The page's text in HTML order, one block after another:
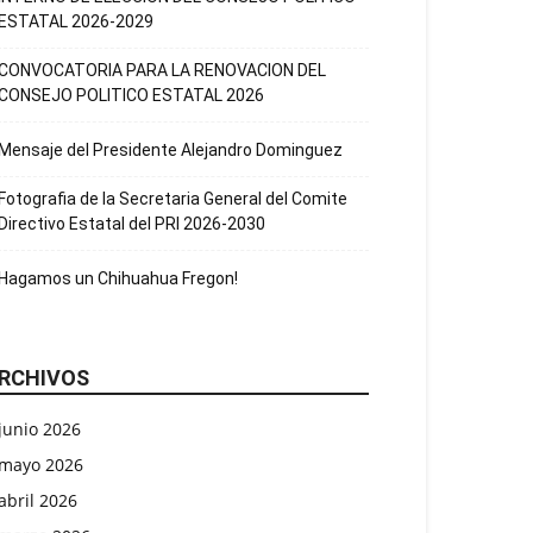
ESTATAL 2026-2029
PARA LA RENOVACION DEL
POLITICO ESTATAL 2026
Mensaje del Presidente Alejandro Dominguez
Fotografia de la Secretaria General del Comite
Directivo Estatal del PRI 2026-2030
Hagamos un Chihuahua Fregon!
junio 2026
mayo 2026
2026